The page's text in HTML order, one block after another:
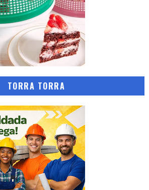
TORRA TORRA